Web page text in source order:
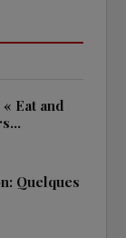
Eat and
Quelques